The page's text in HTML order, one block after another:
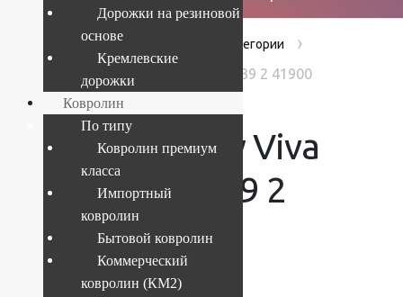
› Products Без категории ›
Ковер Shaggy Viva 1.6x2.3 м 1039 2 41900
Ковер Shaggy Viva
1.6×2.3 м 1039 2
41900
Дорожки на резиновой
основе
Кремлевские
дорожки
Ковролин
По типу
Ковролин премиум
класса
Импортный
ковролин
Бытовой ковролин
Коммерческий
ковролин (КМ2)